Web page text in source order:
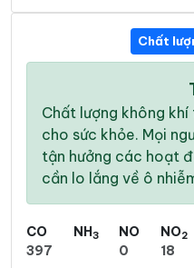
Chất
Chất lượng không
cho sức khỏe. Mọi
tận hưởng các hoạt
cần lo lắng về ô
CO
397
NH3
NO
0
NO2
18